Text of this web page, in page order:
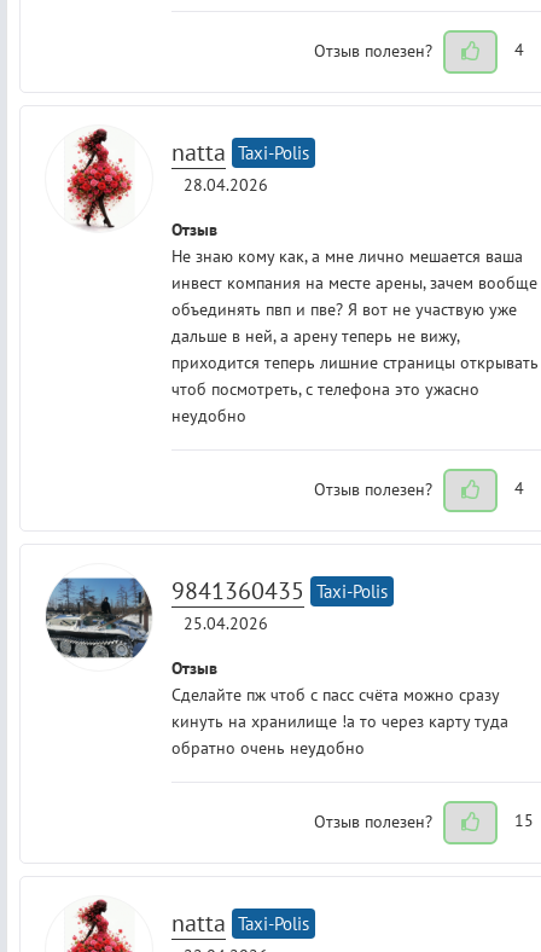
Отзыв полезен? 4
natta Taxi-Polis
28.04.2026
Отзыв
Не знаю кому как, а мне лично мешается ваша
инвест компания на месте арены, зачем вообще
объединять пвп и пве? Я вот не участвую уже
дальше в ней, а арену теперь не вижу,
приходится теперь лишние страницы открывать
чтоб посмотреть, с телефона это ужасно
неудобно
Отзыв полезен? 4
9841360435 Taxi-Polis
25.04.2026
Отзыв
Сделайте пж чтоб с пасс счёта можно сразу
кинуть на хранилище !а то через карту туда
обратно очень неудобно
Отзыв полезен? 15
natta Taxi-Polis